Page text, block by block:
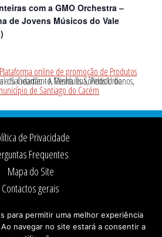
com a GMO Orchestra –
de Jovens Músicos do Vale
de Privacidade
Frequentes
Mapa do Site
Contactos gerais
para permitir uma melhor experiência
navegar no site estará a consentir a